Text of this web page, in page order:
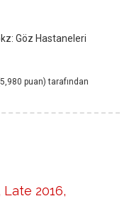
Göz Hastaneleri
5,980 puan) tarafından
2016,